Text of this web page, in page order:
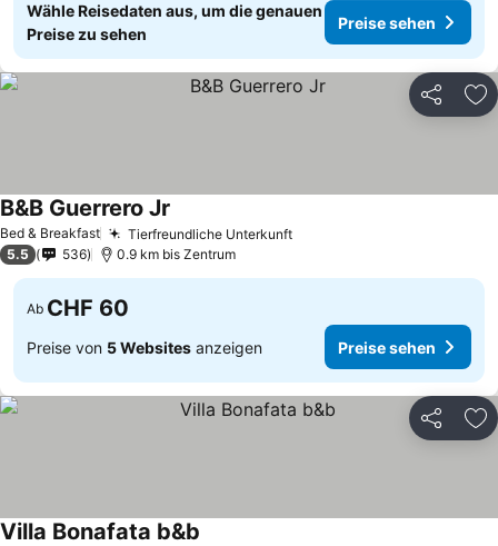
Wähle Reisedaten aus, um die genauen
Preise zu sehen
Preise sehen
Teilen
Bed & Breakfast Tierfreundliche Unterkunft
B&B Guerrero Jr
5.5 536 0.9 km bis Zentrum
Ab CHF 60
Preise von 5 Websites anzeigen Preise sehen
Teilen
Villa Bonafata b&b